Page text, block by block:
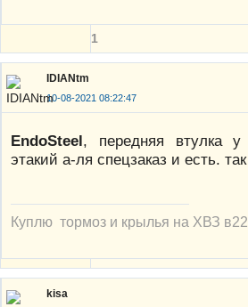
1
IDIANtm
10-08-2021 08:22:47
EndoSteel, передняя втулка
этакий а-ля спецзаказ и есть.
Куплю тормоз и крылья на ХВЗ в22
kisa